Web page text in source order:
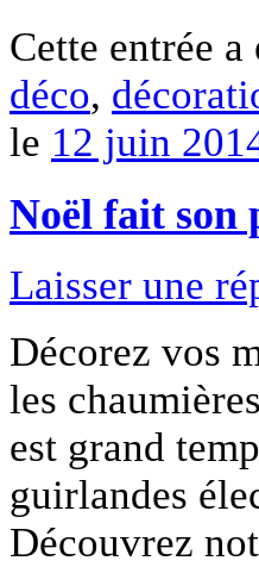
Cette entrée
déco,
le 12 juin
Noël fait son
Laisser une
Décorez vos
les
est grand
guirlandes
Découvrez